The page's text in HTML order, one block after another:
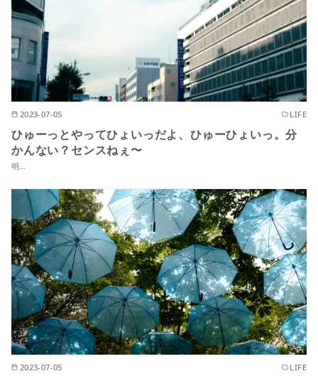
2023-07-05 LIFE
ひゅーっとやってひょいっだよ、ひゅーひょいっ。分
かんない？センスねぇ〜
明…
2023-07-05 LIFE